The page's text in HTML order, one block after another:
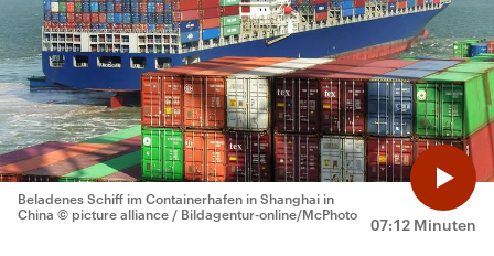
07:12 Minuten
Beladenes Schiff im Containerhafen in Shanghai in
China © picture alliance / Bildagentur-online/McPhoto